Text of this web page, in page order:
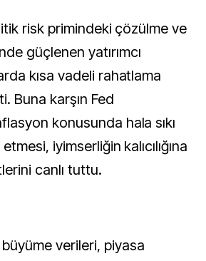
risk primindeki çözülme ve
güçlenen yatırımcı
kısa vadeli rahatlama
Buna karşın Fed
konusunda hala sıkı
iyimserliğin kalıcılığına
canlı tuttu.
verileri, piyasa